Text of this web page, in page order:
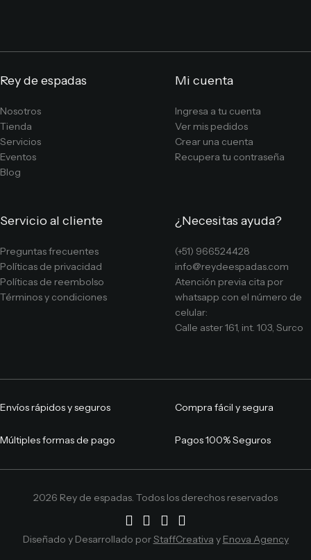
Rey de espadas
Nosotros
Tienda
Servicios
Eventos
Blog
Mi cuenta
Ingresa a tu cuenta
Ver mis pedidos
Crear una cuenta
Recupera tu contraseña
Servicio al cliente
Preguntas frecuentes
Políticas de privacidad
Políticas de reembolso
Términos y condiciones
¿Necesitas ayuda?
(+51) 966524428
info@reydeespadas.com
Atención previa cita por
whatsapp con el número de
celular:
Calle aster 161, int. 103, Surco
Envíos rápidos y seguros Compra fácil y segura
Múltiples formas de pago Pagos 100% Seguros
2026 Rey de espadas. Todos los derechos reservados
Diseñado y Desarrollado porStaffCreativa y Enova Agency